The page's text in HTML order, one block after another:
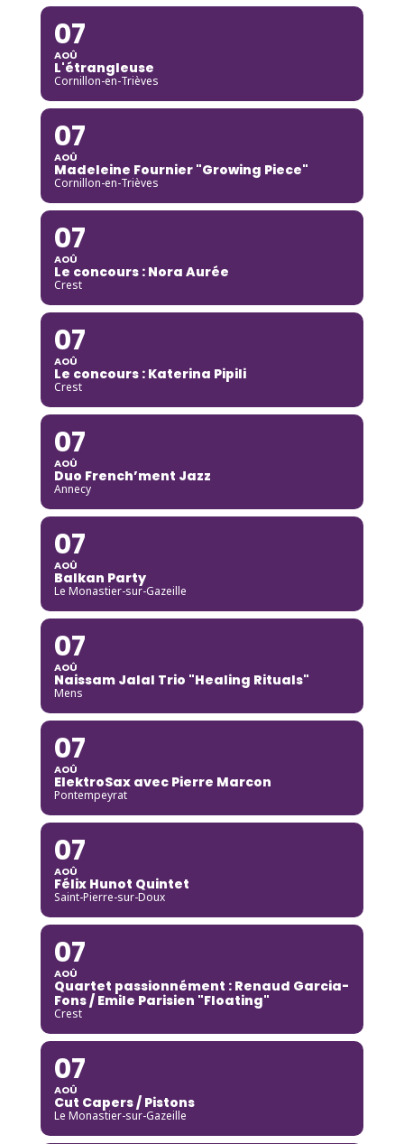
07
AOÛ
L'étrangleuse
Cornillon-en-Trièves
07
AOÛ
Madeleine Fournier "Growing Piece"
Cornillon-en-Trièves
07
AOÛ
Le concours : Nora Aurée
Crest
07
AOÛ
Le concours : Katerina Pipili
Crest
07
AOÛ
Duo French’ment Jazz
Annecy
07
AOÛ
Balkan Party
Le Monastier-sur-Gazeille
07
AOÛ
Naissam Jalal Trio "Healing Rituals"
Mens
07
AOÛ
ElektroSax avec Pierre Marcon
Pontempeyrat
07
AOÛ
Félix Hunot Quintet
Saint-Pierre-sur-Doux
07
AOÛ
Quartet passionnément : Renaud Garcia-
Fons / Emile Parisien "Floating"
Crest
07
AOÛ
Cut Capers / Pistons
Le Monastier-sur-Gazeille